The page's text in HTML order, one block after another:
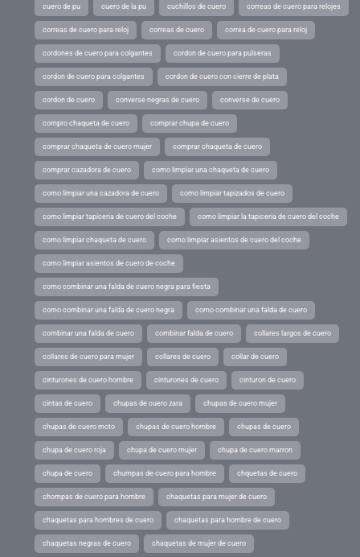
cuero de pu cuero de la pu cuchillos de cuero correas de cuero para relojes
correas de cuero para reloj correas de cuero correa de cuero para reloj
cordones de cuero para colgantes cordon de cuero para pulseras
cordon de cuero para colgantes cordon de cuero con cierre de plata
cordon de cuero converse negras de cuero converse de cuero
compro chaqueta de cuero comprar chupa de cuero
comprar chaqueta de cuero mujer comprar chaqueta de cuero
comprar cazadora de cuero como limpiar una chaqueta de cuero
como limpiar una cazadora de cuero como limpiar tapizados de cuero
como limpiar tapiceria de cuero del coche como limpiar la tapiceria de cuero del coche
como limpiar chaqueta de cuero como limpiar asientos de cuero del coche
como limpiar asientos de cuero de coche
como combinar una falda de cuero negra para fiesta
como combinar una falda de cuero negra como combinar una falda de cuero
combinar una falda de cuero combinar falda de cuero collares largos de cuero
collares de cuero para mujer collares de cuero collar de cuero
cinturones de cuero hombre cinturones de cuero cinturon de cuero
cintas de cuero chupas de cuero zara chupas de cuero mujer
chupas de cuero moto chupas de cuero hombre chupas de cuero
chupa de cuero roja chupa de cuero mujer chupa de cuero marron
chupa de cuero chumpas de cuero para hombre chquetas de cuero
chompas de cuero para hombre chaquetas para mujer de cuero
chaquetas para hombres de cuero chaquetas para hombre de cuero
chaquetas negras de cuero chaquetas de mujer de cuero